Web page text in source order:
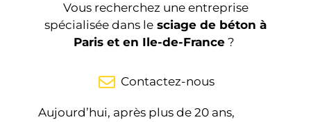
Vous recherchez une entreprise
spécialisée dans le sciage de béton à
Paris et en Ile-de-France ?
Contactez-nous
Aujourd’hui, après plus de 20 ans,